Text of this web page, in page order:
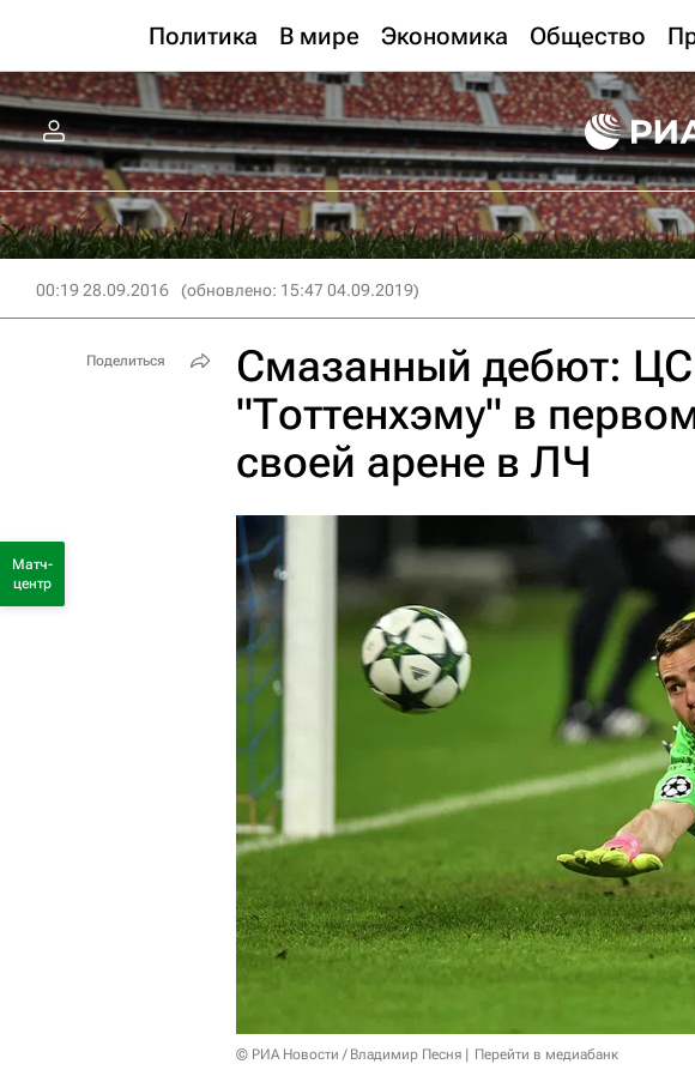
Политика В мире Экономика Общество
00:19 28.09.2016 (обновлено: 15:47 04.09.2019)
Смазанный дебют:
"Тоттенхэму" в
своей арене в ЛЧ
© РИА Новости / Владимир Песня Перейти в медиабанк
Поделиться
Матч-
центр